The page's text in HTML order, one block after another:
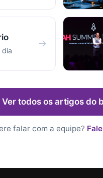
dia
→
Ver todos os artigos do
falar com a equipe?